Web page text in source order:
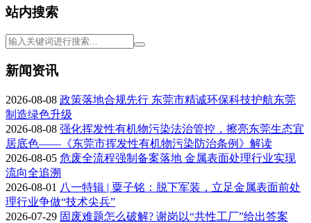
站内搜索
新闻资讯
2026-08-08 政策落地合规先行 东莞市精诚环保科技护航东莞
制造绿色升级
2026-08-08 强化挥发性有机物污染法治管控，擦亮东莞生态宜
居底色——《东莞市挥发性有机物污染防治条例》解读
2026-08-05 危废全流程强制备案落地 金属表面处理行业实现
流向全追溯
2026-08-01 八一特辑 | 粟子铭：脱下军装，立足金属表面前处
理行业争做“技术尖兵”
2026-07-29 固废难题怎么破解? 谢岗以“共性工厂”给出答案